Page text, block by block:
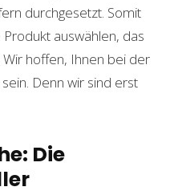
durchgesetzt. Somit
auswählen, das
hoffen, Ihnen bei der
Denn wir sind erst
Die